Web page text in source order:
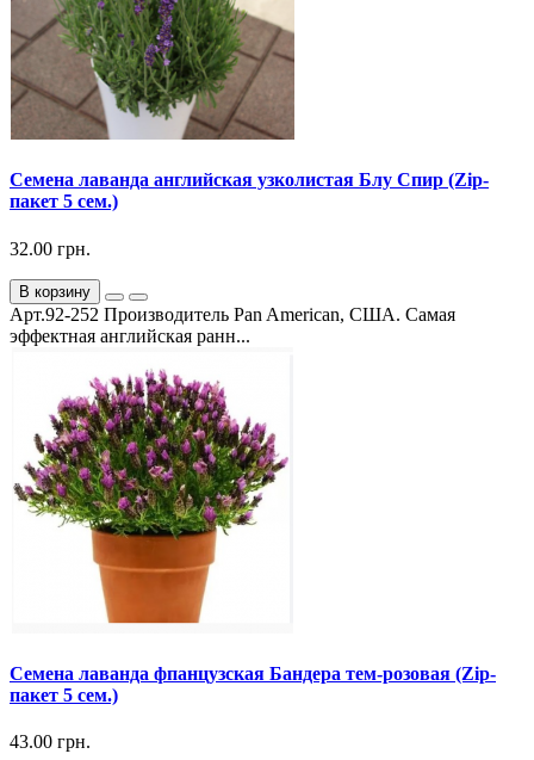
Семена лаванда английская узколистая Блу Спир (Zip-
пакет 5 сем.)
32.00 грн.
В корзину
Арт.92-252 Производитель Pan American, США. Самая
эффектная английская ранн...
Семена лаванда фпанцузская Бандера тем-розовая (Zip-
пакет 5 сем.)
43.00 грн.